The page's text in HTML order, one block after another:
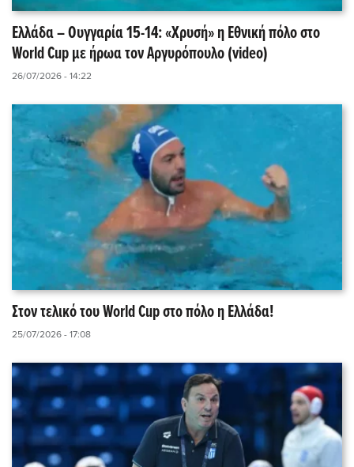
Ελλάδα – Ουγγαρία 15-14: «Χρυσή» η Εθνική πόλο στο
World Cup με ήρωα τον Αργυρόπουλο (video)
26/07/2026 - 14:22
Στον τελικό του World Cup στο πόλο η Ελλάδα!
25/07/2026 - 17:08